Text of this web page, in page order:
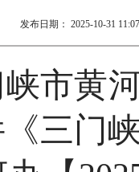
发布日期： 2025-10-31 11:07
市黄
三门